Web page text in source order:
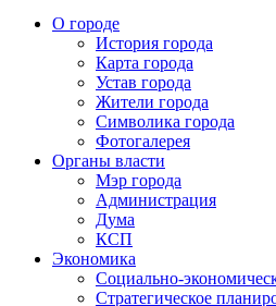
О городе
История города
Карта города
Устав города
Жители города
Символика города
Фотогалерея
Органы власти
Мэр города
Администрация
Дума
КСП
Экономика
Социально-
Стратегическое